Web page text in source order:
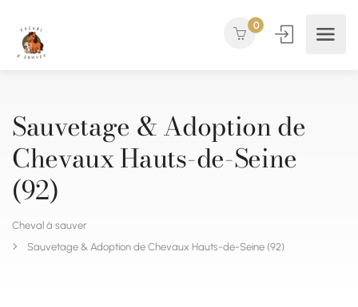
0
Sauvetage & Adoption de
Chevaux Hauts-de-Seine
(92)
Cheval à sauver
Sauvetage & Adoption de Chevaux Hauts-de-Seine (92)